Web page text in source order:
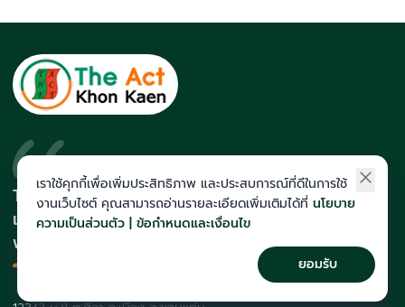
The Act สถาบันที่นักเรียนติดโควตา
และสายแพทย์มากที่สุดในภาคอีสาน
พร้อมทีมคณาจารย์เก็งข้อสอบแม่น
เราใช้คุกกี้เพื่อเพิ่มประสิทธิภาพ และประสบการณ์ที่ดีในการใช้
งานเว็บไซต์ คุณสามารถอ่านรายละเอียดเพิ่มเติมได้ที่ นโยบาย
ความเป็นส่วนตัว | ข้อกำหนดและเงื่อนไข
ยอมรับ